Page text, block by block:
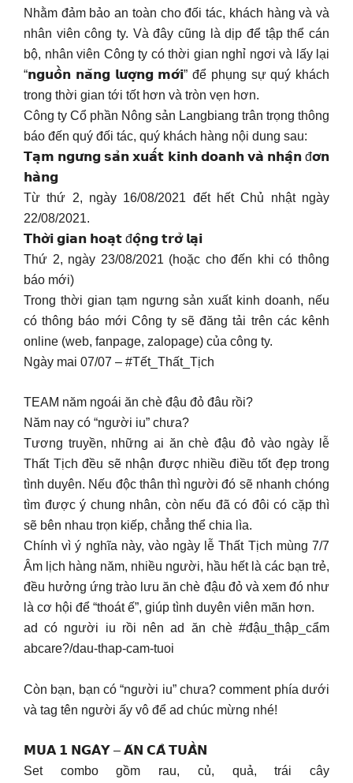
Nhằm đảm bảo an toàn cho đối tác, khách hàng và và
nhân viên công ty. Và đây cũng là dịp để tập thể cán
bộ, nhân viên Công ty có thời gian nghỉ ngơi và lấy lại
“𝗻𝗴𝘂𝗼̂̀𝗻 𝗻𝗮̆𝗻𝗴 𝗹𝘂̛𝗼̛̣𝗻𝗴 𝗺𝗼̛́𝗶” để phụng sự quý khách
trong thời gian tới tốt hơn và tròn vẹn hơn.
Công ty Cổ phần Nông sản Langbiang trân trọng thông
báo đến quý đối tác, quý khách hàng nội dung sau:
𝗧𝗮̣𝗺 𝗻𝗴𝘂̛𝗻𝗴 𝘀𝗮̉𝗻 𝘅𝘂𝗮̂́𝘁 𝗸𝗶𝗻𝗵 𝗱𝗼𝗮𝗻𝗵 𝘃𝗮̀ 𝗻𝗵𝗮̣̂𝗻 đ𝗼̛𝗻
𝗵𝗮̀𝗻𝗴
Từ thứ 2, ngày 16/08/2021 đết hết Chủ nhật ngày
22/08/2021.
𝗧𝗵𝗼̛̀𝗶 𝗴𝗶𝗮𝗻 𝗵𝗼𝗮̣𝘁 đ𝗼̣̂𝗻𝗴 𝘁𝗿𝗼̛̉ 𝗹𝗮̣𝗶
Thứ 2, ngày 23/08/2021 (hoặc cho đến khi có thông
báo mới)
Trong thời gian tạm ngưng sản xuất kinh doanh, nếu
có thông báo mới Công ty sẽ đăng tải trên các kênh
online (web, fanpage, zalopage) của công ty.
Ngày mai 07/07 – #Tết_Thất_Tịch
TEAM năm ngoái ăn chè đậu đỏ đâu rồi?
Năm nay có “người iu” chưa?
Tương truyền, những ai ăn chè đậu đỏ vào ngày lễ
Thất Tịch đều sẽ nhận được nhiều điều tốt đẹp trong
tình duyên. Nếu độc thân thì người đó sẽ nhanh chóng
tìm được ý chung nhân, còn nếu đã có đôi có cặp thì
sẽ bên nhau trọn kiếp, chẳng thể chia lìa.
Chính vì ý nghĩa này, vào ngày lễ Thất Tịch mùng 7/7
Âm lịch hàng năm, nhiều người, hầu hết là các bạn trẻ,
đều hưởng ứng trào lưu ăn chè đậu đỏ và xem đó như
là cơ hội để “thoát ế”, giúp tình duyên viên mãn hơn.
ad có người iu rồi nên ad ăn chè #đậu_thập_cẩm
abcare?/dau-thap-cam-tuoi
Còn bạn, bạn có “người iu” chưa? comment phía dưới
và tag tên người ấy vô để ad chúc mừng nhé!
𝗠𝗨𝗔 𝟭 𝗡𝗚𝗔̀𝗬 – 𝗔̆𝗡 𝗖𝗔̉ 𝗧𝗨𝗔̂̀𝗡
Set combo gồm rau, củ, quả, trái cây